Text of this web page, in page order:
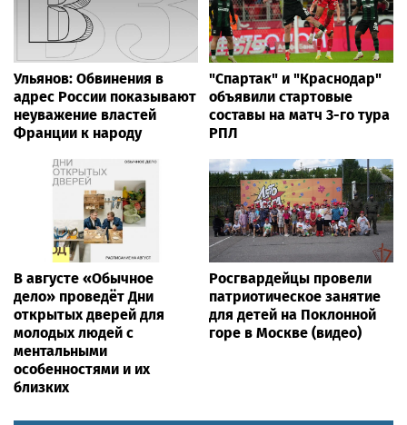
Ульянов: Обвинения в
адрес России показывают
неуважение властей
Франции к народу
"Спартак" и "Краснодар"
объявили стартовые
составы на матч 3-го тура
РПЛ
В августе «Обычное
дело» проведёт Дни
открытых дверей для
молодых людей с
ментальными
особенностями и их
близких
Росгвардейцы провели
патриотическое занятие
для детей на Поклонной
горе в Москве (видео)